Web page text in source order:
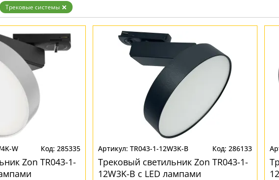
Золото
Прозрачные
Хром
Черные
Трековые системы
W 285335
Zon TR043-1-
TR043-1-12W3K-B 286133
Трековый светильник Zon TR043-1-
12W3K-B с LED лампами